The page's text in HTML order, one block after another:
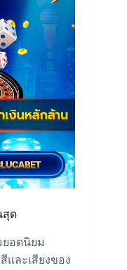
สุด
ยอดนิยม
และเสียงของ